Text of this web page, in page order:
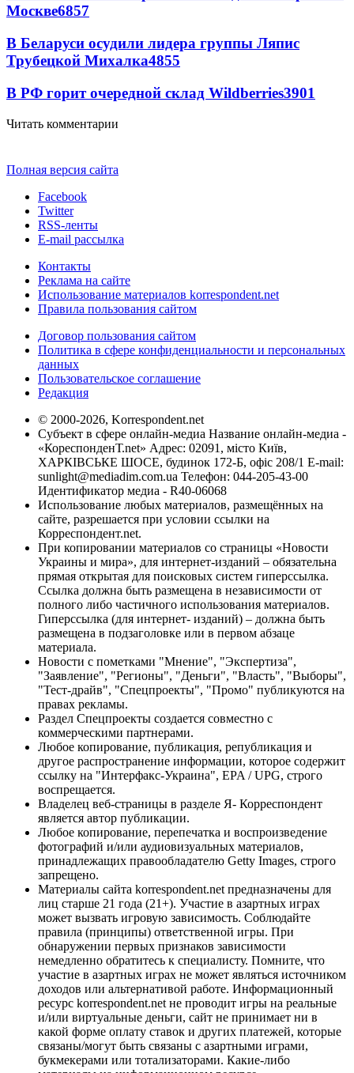
Москве6857
В Беларуси осудили лидера группы Ляпис
Трубецкой Михалка4855
В РФ горит очередной склад Wildberries3901
Читать комментарии
Полная версия сайта
Facebook
Twitter
RSS-ленты
E-mail рассылка
Контакты
Реклама на сайте
Использование материалов korrespondent.net
Правила пользования сайтом
Договор пользования сайтом
Политика в сфере конфиденциальности и персональных
данных
Пользовательское соглашение
Редакция
© 2000-2026, Korrespondent.net
Субъект в сфере онлайн-медиа Название онлайн-медиа -
«КореспонденТ.net» Адрес: 02091, місто Київ,
ХАРКІВСЬКЕ ШОСЕ, будинок 172-Б, офіс 208/1 E-mail:
sunlight@mediadim.com.ua Телефон: 044-205-43-00
Идентификатор медиа - R40-06068
Использование любых материалов, размещённых на
сайте, разрешается при условии ссылки на
Корреспондент.net.
При копировании материалов со страницы «Новости
Украины и мира», для интернет-изданий – обязательна
прямая открытая для поисковых систем гиперссылка.
Ссылка должна быть размещена в независимости от
полного либо частичного использования материалов.
Гиперссылка (для интернет- изданий) – должна быть
размещена в подзаголовке или в первом абзаце
материала.
Новости с пометками "Мнение", "Экспертиза",
"Заявление", "Регионы", "Деньги", "Власть", "Выборы",
"Тест-драйв", "Спецпроекты", "Промо" публикуются на
правах рекламы.
Раздел Спецпроекты создается совместно с
коммерческими партнерами.
Любое копирование, публикация, републикация и
другое распространение информации, которое содержит
ссылку на "Интерфакс-Украина", EPA / UPG, строго
воспрещается.
Владелец веб-страницы в разделе Я- Корреспондент
является автор публикации.
Любое копирование, перепечатка и воспроизведение
фотографий и/или аудиовизуальных материалов,
принадлежащих правообладателю Getty Images, строго
запрещено.
Материалы сайта korrespondent.net предназначены для
лиц старше 21 года (21+). Участие в азартных играх
может вызвать игровую зависимость. Соблюдайте
правила (принципы) ответственной игры. При
обнаружении первых признаков зависимости
немедленно обратитесь к специалисту. Помните, что
участие в азартных играх не может являться источником
доходов или альтернативой работе. Информационный
ресурс korrespondent.net не проводит игры на реальные
и/или виртуальные деньги, сайт не принимает ни в
какой форме оплату ставок и других платежей, которые
связаны/могут быть связаны с азартными играми,
букмекерами или тотализаторами. Какие-либо